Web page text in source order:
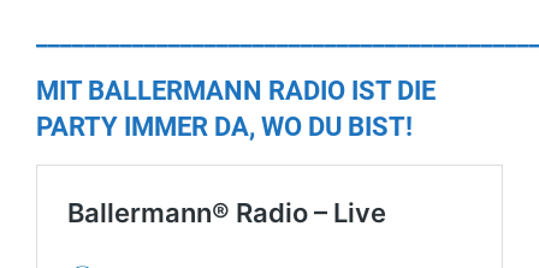
MIT BALLERMANN RADIO IST DIE
PARTY IMMER DA, WO DU BIST!